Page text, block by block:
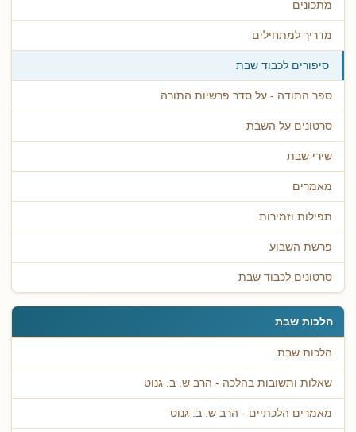
מתכונים
מדריך למתחילים
סיפורים לכבוד שבת
ספר התודה - על סדר פרשיות התורה
סרטונים על השבת
שירי שבת
מאמרים
תפילות וזמירות
פרשת השבוע
סרטונים לכבוד שבת
הלכות שבת
הלכות שבת
שאלות ותשובות בהלכה - הרב ש. ב. גנוט
מאמרים הלכתיים - הרב ש. ב. גנוט